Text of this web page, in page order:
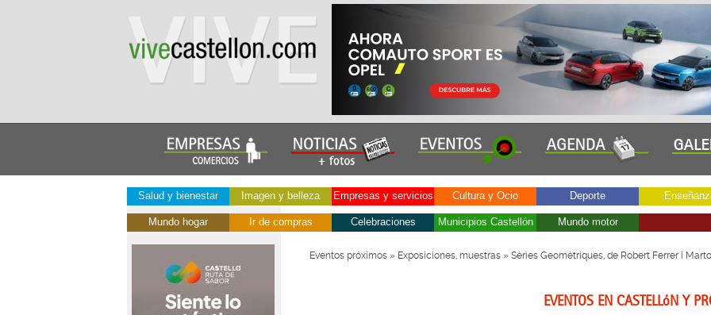
Salud y bienestar Imagen y belleza Empresas y servicios Cultura y Ocio Deporte
Mundo hogar Ir de compras Celebraciones Municipios Castellón Mundo motor
Eventos próximos » Exposiciones, muestras » Sèries Geomètriques, de Robert Ferrer i
EVENTOS EN CASTELLóN Y